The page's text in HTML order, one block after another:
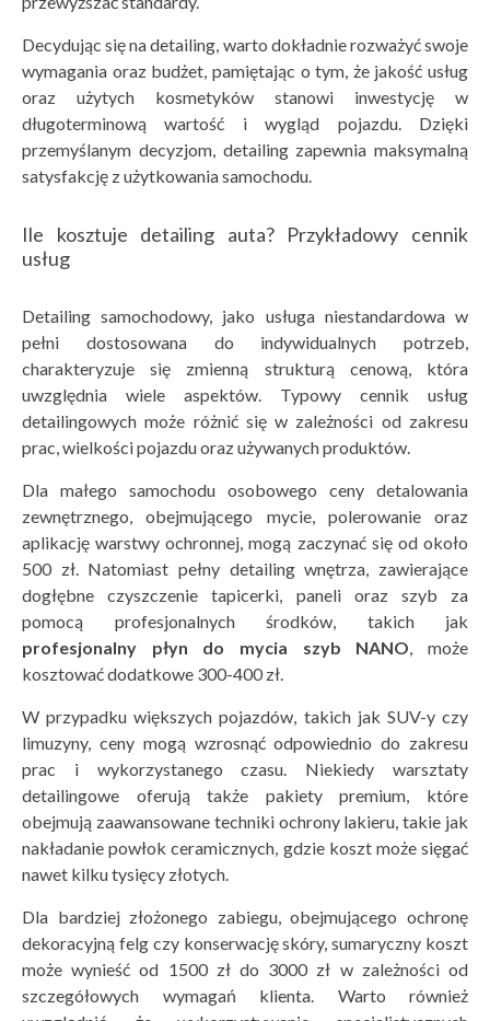
Decydując się na detailing, warto dokładnie rozważyć swoje
wymagania oraz budżet, pamiętając o tym, że jakość usług
oraz użytych kosmetyków stanowi inwestycję w
długoterminową wartość i wygląd pojazdu. Dzięki
przemyślanym decyzjom, detailing zapewnia maksymalną
satysfakcję z użytkowania samochodu.
Ile kosztuje detailing auta? Przykładowy cennik
usług
Detailing samochodowy, jako usługa niestandardowa w
pełni dostosowana do indywidualnych potrzeb,
charakteryzuje się zmienną strukturą cenową, która
uwzględnia wiele aspektów. Typowy cennik usług
detailingowych może różnić się w zależności od zakresu
prac, wielkości pojazdu oraz używanych produktów.
Dla małego samochodu osobowego ceny detalowania
zewnętrznego, obejmującego mycie, polerowanie oraz
aplikację warstwy ochronnej, mogą zaczynać się od około
500 zł. Natomiast pełny detailing wnętrza, zawierające
dogłębne czyszczenie tapicerki, paneli oraz szyb za
pomocą profesjonalnych środków, takich jak
profesjonalny płyn do mycia szyb NANO, może
kosztować dodatkowe 300-400 zł.
W przypadku większych pojazdów, takich jak SUV-y czy
limuzyny, ceny mogą wzrosnąć odpowiednio do zakresu
prac i wykorzystanego czasu. Niekiedy warsztaty
detailingowe oferują także pakiety premium, które
obejmują zaawansowane techniki ochrony lakieru, takie jak
nakładanie powłok ceramicznych, gdzie koszt może sięgać
nawet kilku tysięcy złotych.
Dla bardziej złożonego zabiegu, obejmującego ochronę
dekoracyjną felg czy konserwację skóry, sumaryczny koszt
może wynieść od 1500 zł do 3000 zł w zależności od
szczegółowych wymagań klienta. Warto również